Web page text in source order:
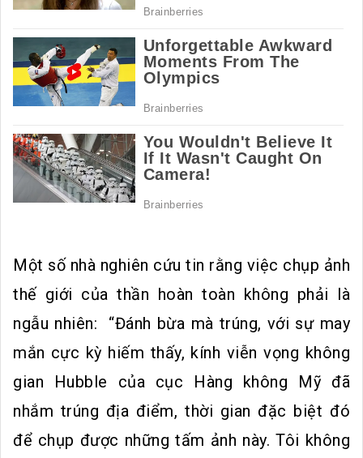
Một số nhà nghiên cứu tin rằng việc chụp ảnh
thế giới của thần hoàn toàn không phải là
ngẫu nhiên: “Đánh bừa mà trúng, với sự may
mắn cực kỳ hiếm thấy, kính viễn vọng không
gian Hubble của cục Hàng không Mỹ đã
nhắm trúng địa điểm, thời gian đặc biệt đó
để chụp được những tấm ảnh này. Tôi không